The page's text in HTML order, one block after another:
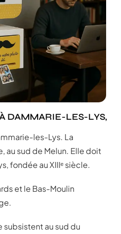
DAMMARIE-LES-LYS,
les-Lys. La
au sud de Melun. Elle doit
fondée au XIIIᵉ siècle.
et le Bas-Moulin
subsistent au sud du